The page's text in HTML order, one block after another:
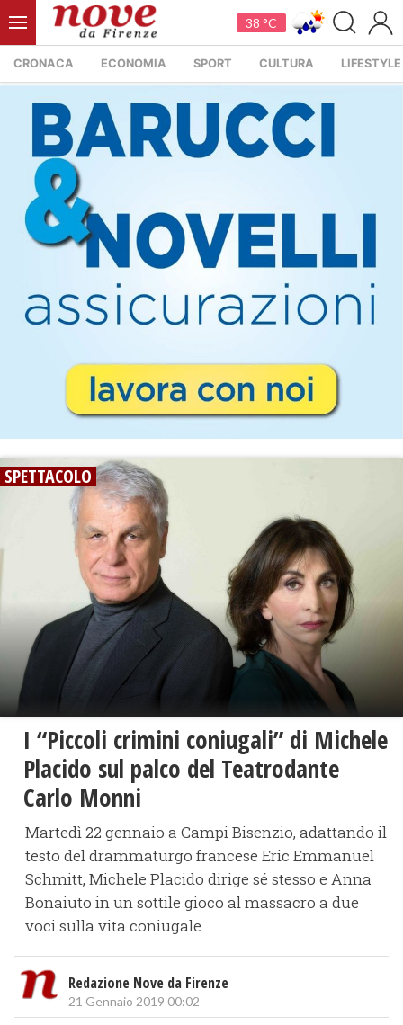
38 °C
CRONACA ECONOMIA SPORT CULTURA LIFESTYLE
SPETTACOLO
I “Piccoli crimini coniugali” di Michele
Placido sul palco del Teatrodante
Carlo Monni
Martedì 22 gennaio a Campi Bisenzio, adattando il
testo del drammaturgo francese Eric Emmanuel
Schmitt, Michele Placido dirige sé stesso e Anna
Bonaiuto in un sottile gioco al massacro a due
voci sulla vita coniugale
Redazione Nove da Firenze
21 Gennaio 2019 00:02